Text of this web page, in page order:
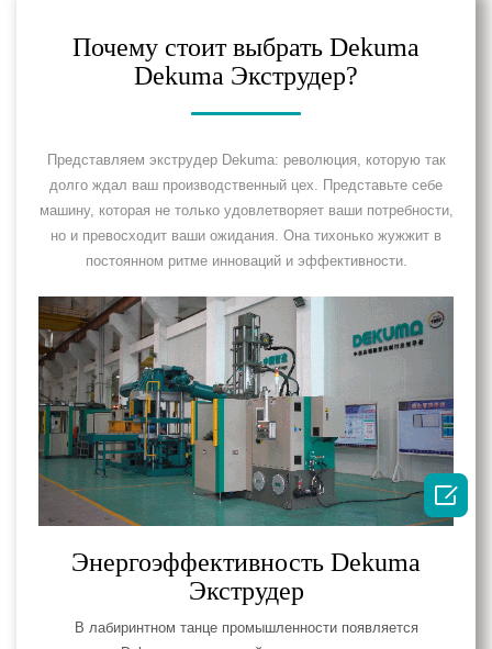
Почему стоит выбрать Dekuma
Dekuma Экструдер?
Представляем экструдер Dekuma: революция, которую так
долго ждал ваш производственный цех. Представьте себе
машину, которая не только удовлетворяет ваши потребности,
но и превосходит ваши ожидания. Она тихонько жужжит в
постоянном ритме инноваций и эффективности.
Энергоэффективность Dekuma
Экструдер
В лабиринтном танце промышленности появляется
